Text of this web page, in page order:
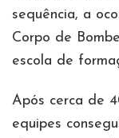
sequência, a
Corpo de
escola de
Após cerca de
equipes